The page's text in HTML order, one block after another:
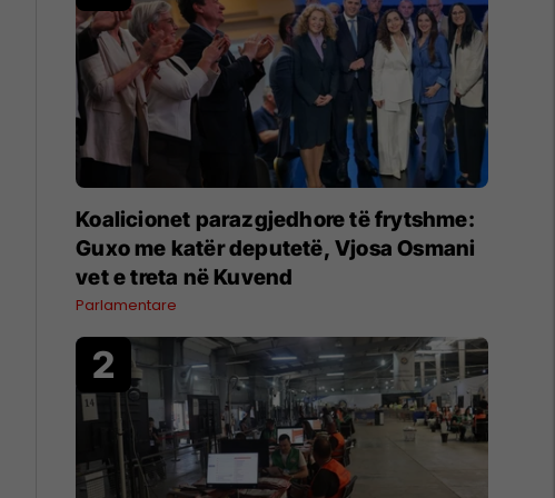
Koalicionet parazgjedhore të frytshme:
Guxo me katër deputetë, Vjosa Osmani
vet e treta në Kuvend
Parlamentare